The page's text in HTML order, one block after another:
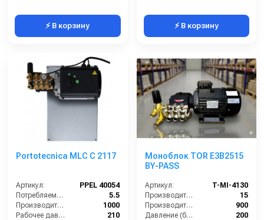
⚡ В корзину ⚡ В корзину
Portotecnica MLC C 2117
Артикул:
PPEL 40054
Потребляемая мощность (кВт):
5.5
Производительность (л/ч):
1000
Рабочее давление (бар):
210
Моноблок TOR E3B2515
BY-PASS
Артикул:
T-MI-4130
Производительность (л/мин):
15
Производительность (л/ч):
900
Давление (бар):
200